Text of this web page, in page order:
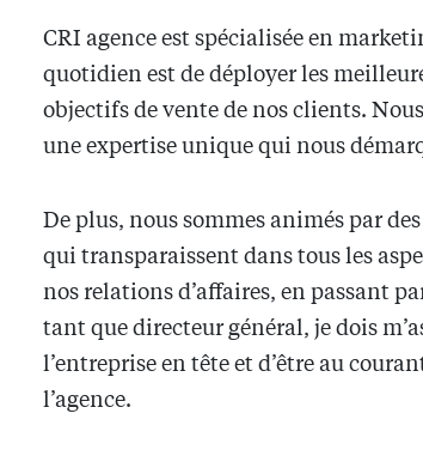
CRI agence est spécialisée en
quotidien est de déployer les
objectifs de vente de nos clients.
une expertise unique qui nous
De plus, nous sommes animés par
qui transparaissent dans tous les
nos relations d’affaires, en passant
tant que directeur général, je dois
l’entreprise en tête et d’être au
l’agence.